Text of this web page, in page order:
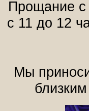
Прощание
с 11 до 12
Мы